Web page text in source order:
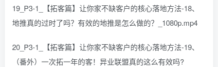
19_P3-1_【拓客篇】让你家不缺客户的核心落地方法-18、
地推真的过时了吗？有效的地推是怎么做的？_1080p.mp4
20_P3-1_【拓客篇】让你家不缺客户的核心落地方法-19、
（番外）一次拓一年的客！异业联盟真的这么有效吗?